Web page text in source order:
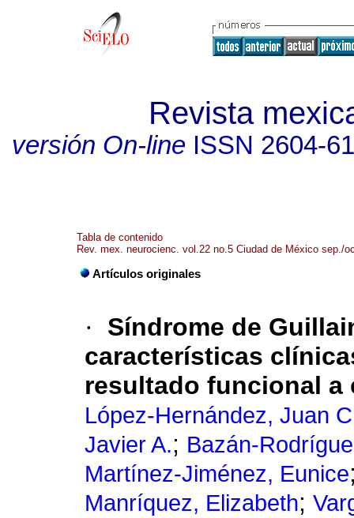
Revista
versión On-lineISSN 2604-
Tabla de contenido
Rev. mex. neurocienc. vol.22 no.5 Ciudad de México sep./
Artículos originales
·
Síndrome de
características
resultado funcional a
López-Hernández, Juan
Javier A.; Bazán-
Martínez-Jiménez, Eunice
Manríquez, Elizabeth;